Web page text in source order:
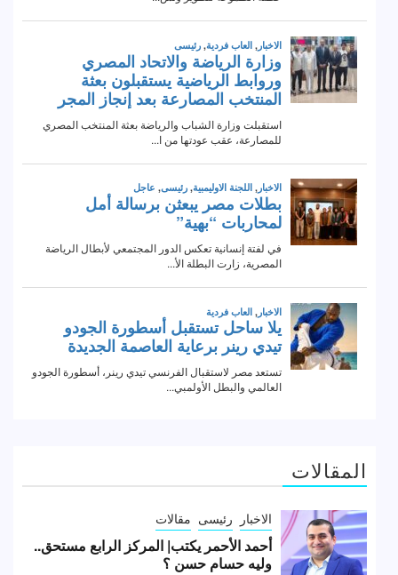
المقالات
الاخبار رئيسى مقالات
أحمد الأحمر يكتب| المركز الرابع مستحق..
وليه حسام حسن ؟